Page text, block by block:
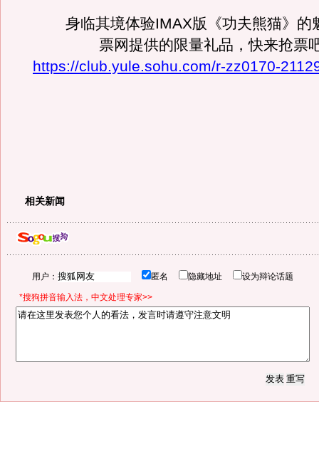
身临其境体验IMAX版《功夫熊猫》的
票网提供的限量礼品，快来抢票
https://club.yule.sohu.com/r-zz0170-
相关新闻
用户： 匿名 隐藏地址 设为辩论话题
*搜狗拼音输入法，中文处理专家>>